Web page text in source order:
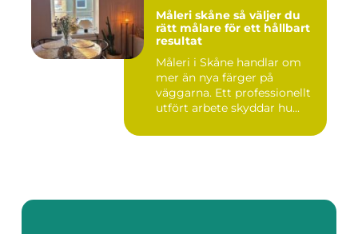
Måleri skåne så väljer du
rätt målare för ett hållbart
resultat
Måleri i Skåne handlar om
mer än nya färger på
väggarna. Ett professionellt
utfört arbete skyddar hu...